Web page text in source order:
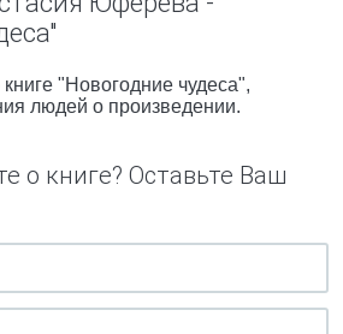
"Новогодние чудеса",
людей о произведении.
о книге? Оставьте Ваш